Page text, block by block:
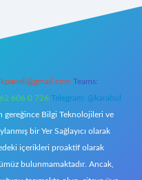
Teams:
606 0 726 Telegram: @karabul
gereğince Bilgi Teknolojileri ve
bir Yer Sağlayıcı olarak
içerikleri proaktif olarak
bulunmamaktadır. Ancak,